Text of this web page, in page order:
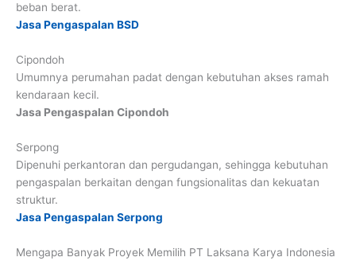
beban berat.
Jasa Pengaspalan BSD
Cipondoh
Umumnya perumahan padat dengan kebutuhan akses ramah
kendaraan kecil.
Jasa Pengaspalan Cipondoh
Serpong
Dipenuhi perkantoran dan pergudangan, sehingga kebutuhan
pengaspalan berkaitan dengan fungsionalitas dan kekuatan
struktur.
Jasa Pengaspalan Serpong
Mengapa Banyak Proyek Memilih PT Laksana Karya Indonesia